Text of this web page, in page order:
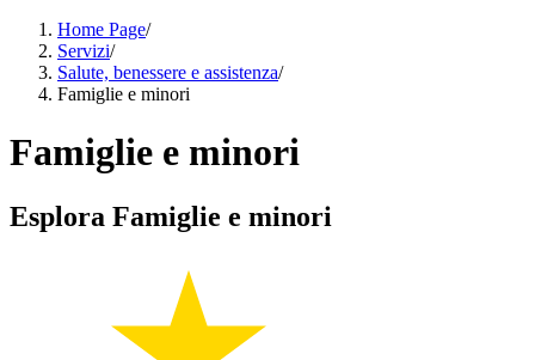
Home Page/
Servizi/
Salute, benessere e assistenza/
Famiglie e minori
Famiglie e minori
Esplora Famiglie e minori